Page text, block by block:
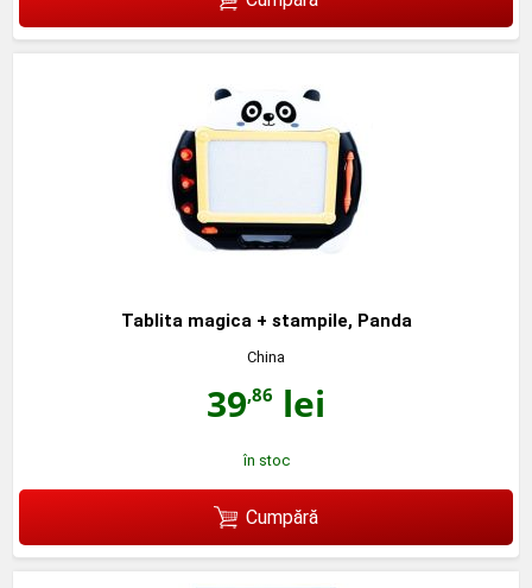
Tablita magica + stampile, Panda
China
39,86 lei
în stoc
Cumpără